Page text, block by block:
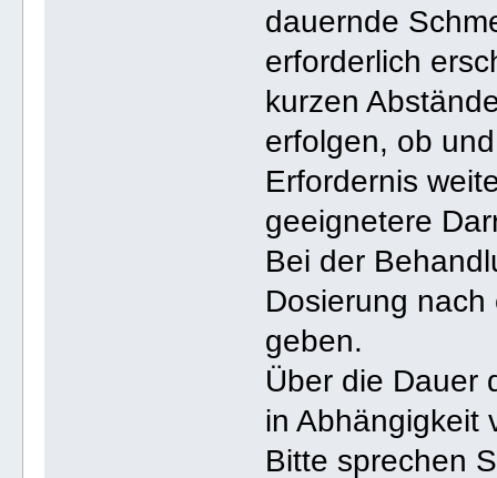
dauernde
erforderlich
kurzen
erfolgen, ob
Erfordernis
geeignetere
Bei der
Dosierung
geben.
Über die Dauer
in Abhängigkeit
Bitte sprechen